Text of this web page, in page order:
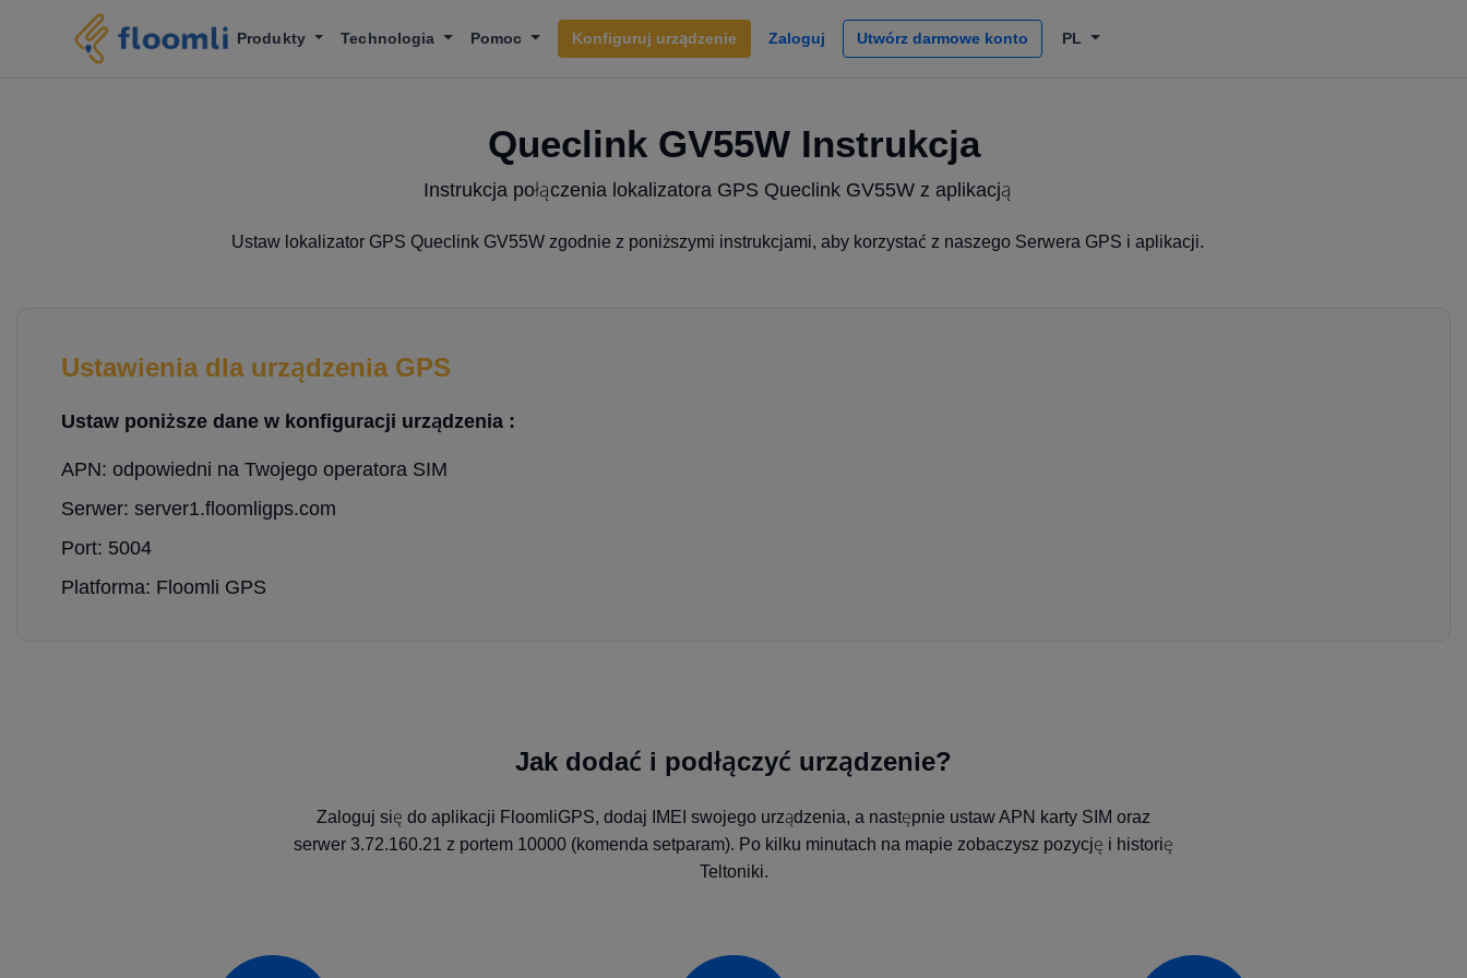
Produkty Technologia Pomoc Konfiguruj urządzenie Zaloguj Utwórz darmowe konto PL
Queclink GV55W Instrukcja
Instrukcja połączenia lokalizatora GPS Queclink GV55W z aplikacją
Ustaw lokalizator GPS Queclink GV55W zgodnie z poniższymi instrukcjami, aby korzystać z naszego Serwera GPS i aplikacji.
Ustawienia dla urządzenia GPS
Ustaw poniższe dane w konfiguracji urządzenia :
APN: odpowiedni na Twojego operatora SIM
Serwer: server1.floomligps.com
Port: 5004
Platforma: Floomli GPS
Jak dodać i podłączyć urządzenie?
Zaloguj się do aplikacji FloomliGPS, dodaj IMEI swojego urządzenia, a następnie ustaw APN karty SIM oraz
serwer 3.72.160.21 z portem 10000 (komenda setparam). Po kilku minutach na mapie zobaczysz pozycję i historię
Teltoniki.